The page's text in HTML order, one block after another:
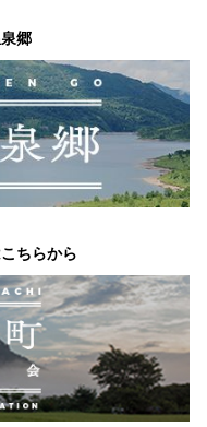
郷
ちらから